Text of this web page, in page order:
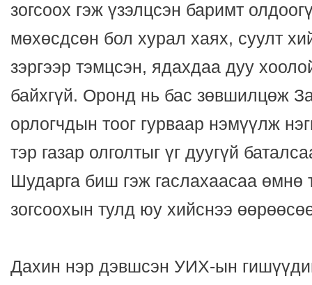
зогсоох гэж үзэлцсэн баримт
мөхөсдсөн бол хурал хаях, суулт
зэргээр тэмцсэн, ядахдаа дуу
байхгүй. Оронд нь бас зөвшилцөж
орлогчдын тоог гурваар нэмүүлж
тэр газар олголтыг үг дуугүй
Шударга биш гэж гаслахаасаа өмнө
зогсоохын тулд юу хийснээ
Дахин нэр дэвшсэн УИХ-ын